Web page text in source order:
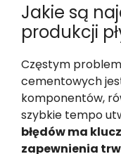
Jakie są
produkcji
Częstym
cementowych
komponentów,
szybkie tempo
błędów ma
zapewnienia